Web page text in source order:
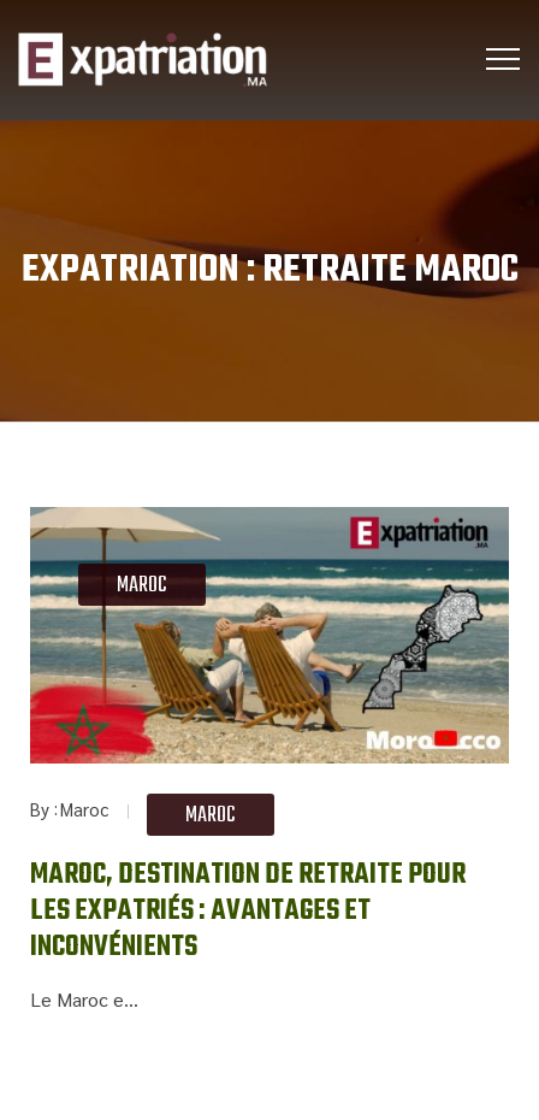
EXPATRIATION :RETRAITE MAROC
MAROC
By Maroc MAROC
MAROC, DESTINATION DE RETRAITE POUR
LES EXPATRIÉS : AVANTAGES ET
INCONVÉNIENTS
Le Maroc e...